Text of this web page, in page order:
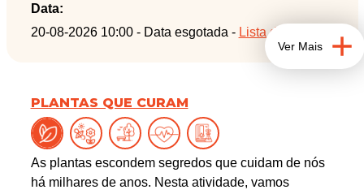
- Estratégias simples para acalmar o corpo e a
mente.
acompanhados de um adulto.
Aconselhável trazer chapéu, protetor solar, garrafa
de água e indicação se existe alergia às gelatinas.
Data:
20-08-2026 10:00 - Data esgotada - Lista de espera
Ver Mais
PLANTAS QUE CURAM
As plantas escondem segredos que cuidam de nós
há milhares de anos. Nesta atividade, vamos